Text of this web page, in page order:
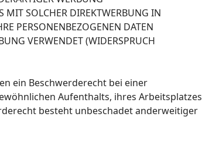
MIT SOLCHER DIREKTWERBUNG IN
PERSONENBEZOGENEN DATEN
VERWENDET (WIDERSPRUCH
ein Beschwerderecht bei einer
Aufenthalts, ihres Arbeitsplatzes
besteht unbeschadet anderweitiger